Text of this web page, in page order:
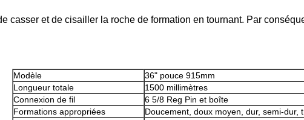
casser et de cisailler la roche de formation en tournant. Par
Modèle
36" pouce 915mm
Longueur totale
1500 millimètres
Connexion de fil
6 5/8 Reg Pin et boîte
Formations appropriées
Doucement, doux moyen, dur, semi-dur,